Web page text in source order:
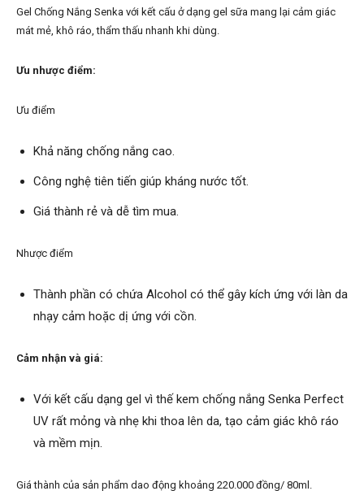
Gel Chống Nắng Senka với kết cấu ở dạng gel sữa mang lại cảm giác
mát mẻ, khô ráo, thẩm thấu nhanh khi dùng.
Ưu nhược điểm:
Ưu điểm
Khả năng chống nắng cao.
Công nghệ tiên tiến giúp kháng nước tốt.
Giá thành rẻ và dễ tìm mua.
Nhược điểm
Thành phần có chứa Alcohol có thể gây kích ứng với làn da
nhạy cảm hoặc dị ứng với cồn.
Cảm nhận và giá:
Với kết cấu dạng gel vì thế kem chống nắng Senka Perfect
UV rất mỏng và nhẹ khi thoa lên da, tạo cảm giác khô ráo
và mềm mịn.
Giá thành của sản phẩm dao động khoảng 220.000 đồng/ 80ml.